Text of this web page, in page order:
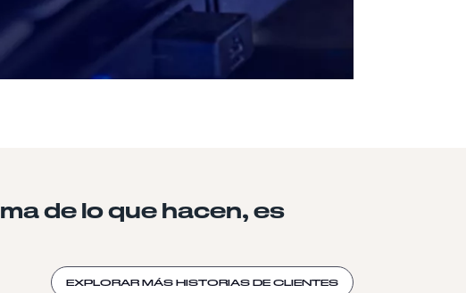
de lo que hacen, es
EXPLORAR MÁS HISTORIAS DE CLIENTES